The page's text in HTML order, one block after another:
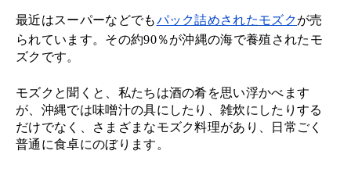
最近はスーパーなどでもパック詰めされたモズクが売
られています。その約90％が沖縄の海で養殖されたモ
ズクです。
モズクと聞くと、私たちは酒の肴を思い浮かべます
が、沖縄では味噌汁の具にしたり、雑炊にしたりする
だけでなく、さまざまなモズク料理があり、日常ごく
普通に食卓にのぼります。